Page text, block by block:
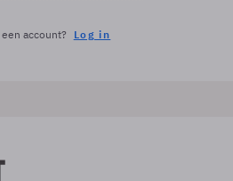
account? Log in